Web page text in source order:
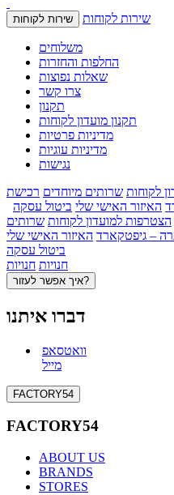
שירות לקוחות שירות לקוחות
משלוחים
החלפות והחזרות
שאלות נפוצות
צרו קשר
תקנון
תקנון מועדון לקוחות
מדיניות פרטיות
מדיניות עוגיות
נגישות
לקוחות שרותים מיוחדים רכישת
האיזור האישי שלי ביטול עסקה
הצטרפות למועדון לקוחות שרותים
– גיפטקארד האיזור האישי שלי
ביטול עסקה
חנויות חנויות
איך אפשר לעזור?
דברו איתנו
וואטסאפ
מייל
FACTORY54
FACTORY54
ABOUT US
BRANDS
STORES